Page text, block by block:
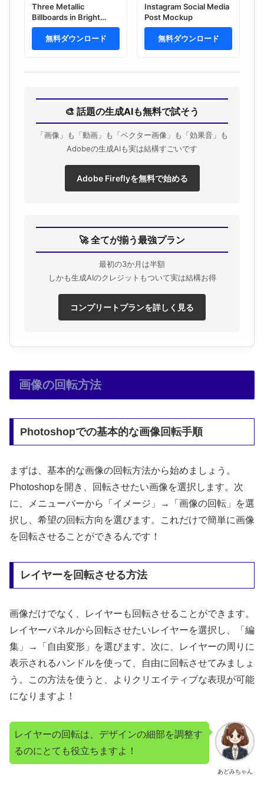
Three Metallic
Billboards in Bright
Shopping Center
Interior Mockup
無料ダウンロード
Instagram Social Media
Post Mockup
無料ダウンロード
🎨 話題の生成AIも無料で試そう
「画像」も「動画」も「ベクター画像」も「効果音」も
Adobeの生成AIも実は結構すごいです
Adobe Fireflyを無料で始める
🚀 全てが揃う最強プラン
最初の3か月は半額
しかも生成AIのクレジットもついて実は結構お得
コンプリートプランを詳しく見る
画像の回転方法
Photoshopでの基本的な画像回転手順
まずは、基本的な画像の回転方法から始めましょう。
Photoshopを開き、回転させたい画像を選択します。次
に、メニューバーから「イメージ」→「画像の回転」を選
択し、希望の回転方向を選びます。これだけで簡単に画像
を回転させることができるんです！
レイヤーを回転させる方法
画像だけでなく、レイヤーも回転させることができます。
レイヤーパネルから回転させたいレイヤーを選択し、「編
集」→「自由変形」を選びます。次に、レイヤーの周りに
表示されるハンドルを使って、自由に回転させてみましょ
う。この方法を使うと、よりクリエイティブな表現が可能
になりますよ！
あどみちゃん
レイヤーの回転は、デザインの細部を調整す
るのにとても役立ちますよ！